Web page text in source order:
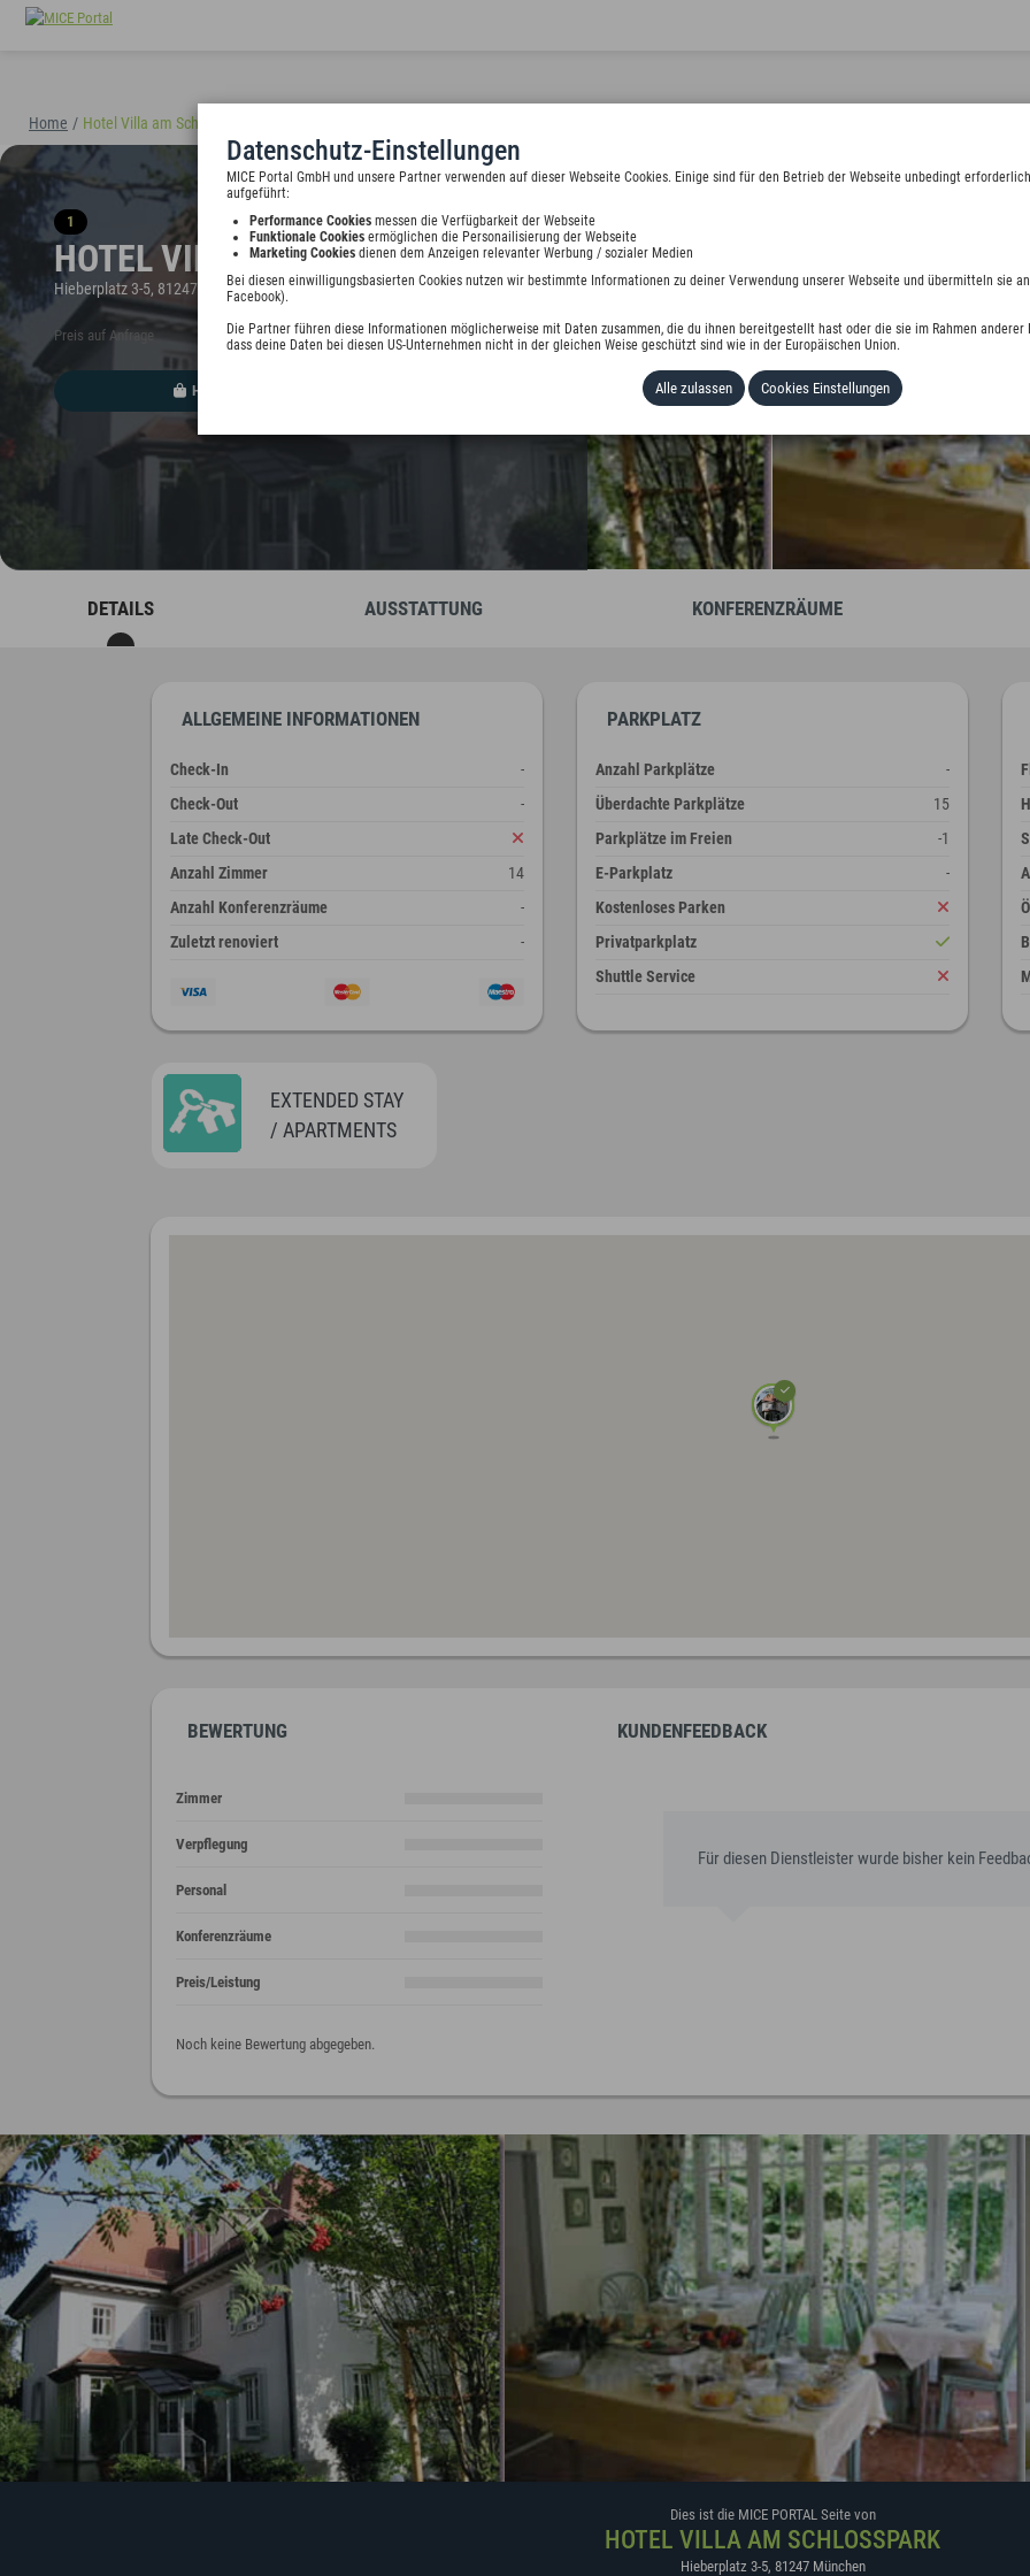
Datenschutz-Einstellungen
MICE Portal GmbH und unsere Partner verwenden auf dieser Webseite Cookies. Einige sind für den Betrieb der Webseite unbedingt
aufgeführt:
Performance Cookies messen die Verfügbarkeit der Webseite
Funktionale Cookies ermöglichen die Personailisierung der Webseite
Marketing Cookies dienen dem Anzeigen relevanter Werbung / sozialer Medien
Bei diesen einwilligungsbasierten Cookies nutzen wir bestimmte Informationen zu deiner Verwendung unserer Webseite und übermitteln sie
Facebook).
Die Partner führen diese Informationen möglicherweise mit Daten zusammen, die du ihnen bereitgestellt hast oder die sie im Rahmen anderer
dass deine Daten bei diesen US-Unternehmen nicht in der gleichen Weise geschützt sind wie in der Europäischen Union.
Alle zulassen Cookies Einstellungen
Home / Hotel Villa am Schloßpark
1
HOTEL VILLA AM SCHLOSSPARK
Hieberplatz 3-5, 81247 München, Deutschland
Preis auf Anfrage
HINZUFÜGEN
DETAILS AUSSTATTUNG KONFERENZRÄUME
ALLGEMEINE INFORMATIONEN
Check-In
-
Check-Out
-
Late Check-Out
Anzahl Zimmer
14
Anzahl Konferenzräume
-
Zuletzt renoviert
-
PARKPLATZ
Anzahl Parkplätze
-
Überdachte Parkplätze
15
Parkplätze im Freien
-1
E-Parkplatz
-
Kostenloses Parken
Privatparkplatz
Shuttle Service
EXTENDED STAY
/ APARTMENTS
BEWERTUNG
Zimmer
Verpflegung
Personal
Konferenzräume
Preis/Leistung
Noch keine Bewertung abgegeben.
KUNDENFEEDBACK
Für diesen Dienstleister wurde bisher kein
Dies ist die MICE PORTAL Seite von
HOTEL VILLA AM SCHLOSSPARK
Hieberplatz 3-5, 81247 München